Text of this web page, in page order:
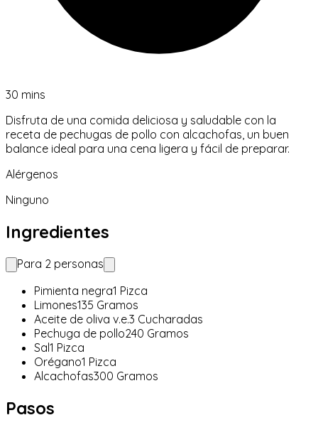
30 mins
Disfruta de una comida deliciosa y saludable con la
receta de pechugas de pollo con alcachofas, un buen
balance ideal para una cena ligera y fácil de preparar.
Alérgenos
Ninguno
Ingredientes
Para 2 personas
Pimienta negra1 Pizca
Limones135 Gramos
Aceite de oliva v.e.3 Cucharadas
Pechuga de pollo240 Gramos
Sal1 Pizca
Orégano1 Pizca
Alcachofas300 Gramos
Pasos